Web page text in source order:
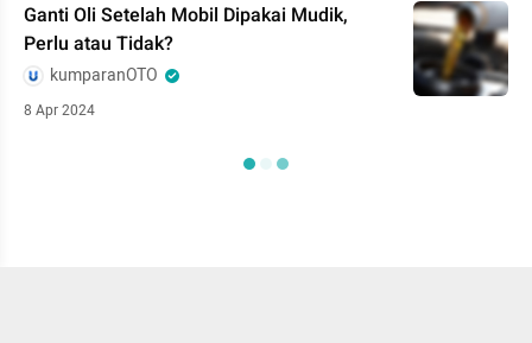
Ganti Oli Setelah Mobil Dipakai Mudik,
Perlu atau Tidak?
kumparanOTO
8 Apr 2024